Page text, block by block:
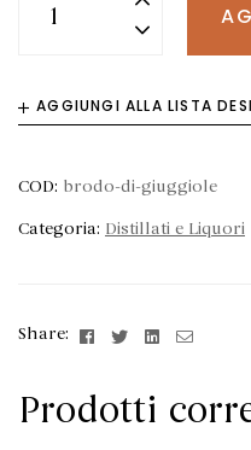
AGGIUNGI ALLA LISTA
COD: brodo-di-giuggiole
Categoria: Distillati e Liquori
Share: FacebookTwitterLinkedin
Email
Prodotti